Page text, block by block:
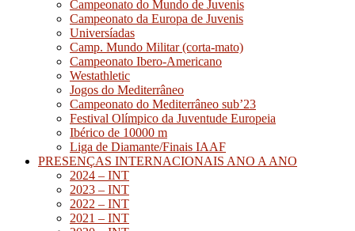
Campeonato do Mundo de Juvenis
Campeonato da Europa de Juvenis
Universíadas
Camp. Mundo Militar (corta-mato)
Campeonato Ibero-Americano
Westathletic
Jogos do Mediterrâneo
Campeonato do Mediterrâneo sub’23
Festival Olímpico da Juventude Europeia
Ibérico de 10000 m
Liga de Diamante/Finais IAAF
PRESENÇAS INTERNACIONAIS ANO A ANO
2024 – INT
2023 – INT
2022 – INT
2021 – INT